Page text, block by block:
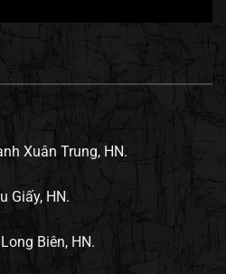
Xuân Trung, HN.
Giấy, HN.
Biên, HN.